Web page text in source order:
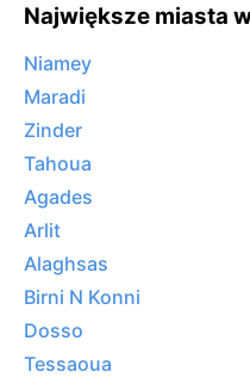
Największe miasta
Niamey
Maradi
Zinder
Tahoua
Agades
Arlit
Alaghsas
Birni N Konni
Dosso
Tessaoua